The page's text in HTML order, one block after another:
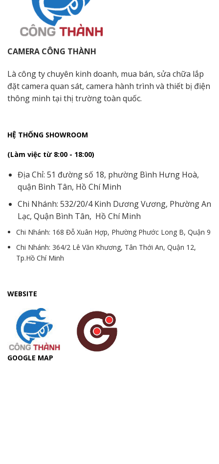
CAMERA CÔNG THÀNH
Là công ty chuyên kinh doanh, mua bán, sửa chữa lắp
đặt camera quan sát, camera hành trình và thiết bị điện
thông minh tại thị trường toàn quốc.
HỆ THỐNG SHOWROOM
(Làm việc từ 8:00 - 18:00)
Địa Chỉ: 51 đường số 18, phường Bình Hưng Hoà,
quận Bình Tân, Hồ Chí Minh
Chi Nhánh: 532/20/4 Kinh Dương Vương, Phường An
Lạc, Quận Bình Tân, Hồ Chí Minh
Chi Nhánh: 168 Đỗ Xuân Hợp, Phường Phước Long B, Quận 9
Chi Nhánh: 364/2 Lê Văn Khương, Tân Thới An, Quận 12,
Tp.Hồ Chí Minh
WEBSITE
GOOGLE MAP